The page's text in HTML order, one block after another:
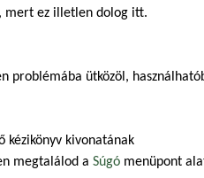
mert ez illetlen dolog itt.
problémába ütközöl,
kézikönyv kivonatának
megtalálod a Súgó menüpont